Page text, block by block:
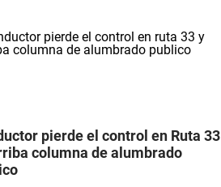
pierde el control en Ruta 33
columna de alumbrado